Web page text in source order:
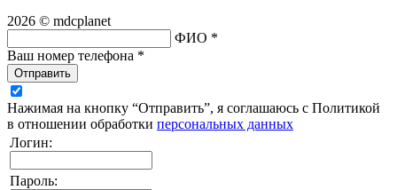
2026 © mdcplanet
ФИО *
Ваш номер телефона *
Отправить
Нажимая на кнопку “Отправить”, я соглашаюсь с Политикой
в отношении обработки персональных данных
Логин:
Пароль: